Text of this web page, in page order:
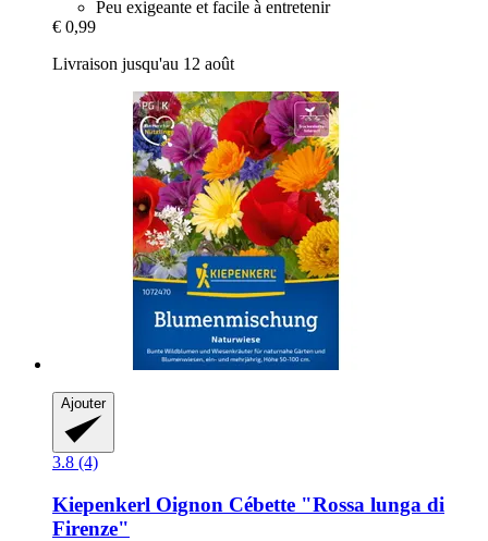
Peu exigeante et facile à entretenir
€ 0,99
Livraison jusqu'au 12 août
Ajouter
3.8 (4)
Kiepenkerl Oignon Cébette "Rossa lunga di
Firenze"